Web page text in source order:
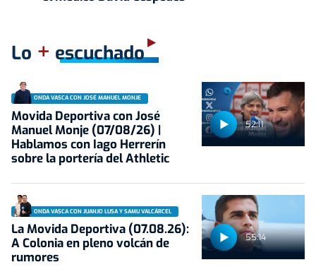
Lo + escuchado
52:11
ONDA VASCA CON JOSÉ MANUEL MONJE
Movida Deportiva con José
Manuel Monje (07/08/26) |
Hablamos con Iago Herrerín
sobre la portería del Athletic
55:14
ONDA VASCA CON JUANJO LUSA Y SAMU VALCÁRCEL
La Movida Deportiva (07.08.26):
A Colonia en pleno volcán de
rumores